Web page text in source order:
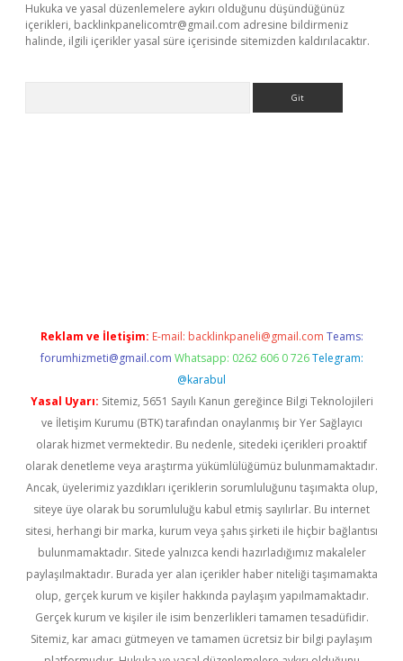
Hukuka ve yasal düzenlemelere aykırı olduğunu düşündüğünüz
içerikleri, backlinkpanelicomtr@gmail.com adresine bildirmeniz
halinde, ilgili içerikler yasal süre içerisinde sitemizden kaldırılacaktır.
Reklam ve İletişim: E-mail: backlinkpaneli@gmail.com Teams:
forumhizmeti@gmail.com Whatsapp: 0262 606 0 726 Telegram:
@karabul
Yasal Uyarı: Sitemiz, 5651 Sayılı Kanun gereğince Bilgi Teknolojileri
ve İletişim Kurumu (BTK) tarafından onaylanmış bir Yer Sağlayıcı
olarak hizmet vermektedir. Bu nedenle, sitedeki içerikleri proaktif
olarak denetleme veya araştırma yükümlülüğümüz bulunmamaktadır.
Ancak, üyelerimiz yazdıkları içeriklerin sorumluluğunu taşımakta olup,
siteye üye olarak bu sorumluluğu kabul etmiş sayılırlar. Bu internet
sitesi, herhangi bir marka, kurum veya şahıs şirketi ile hiçbir bağlantısı
bulunmamaktadır. Sitede yalnızca kendi hazırladığımız makaleler
paylaşılmaktadır. Burada yer alan içerikler haber niteliği taşımamakta
olup, gerçek kurum ve kişiler hakkında paylaşım yapılmamaktadır.
Gerçek kurum ve kişiler ile isim benzerlikleri tamamen tesadüfidir.
Sitemiz, kar amacı gütmeyen ve tamamen ücretsiz bir bilgi paylaşım